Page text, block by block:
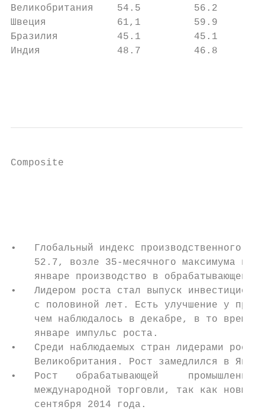
Великобритания    54.5         56.2
Швеция            61,1         59.9
Бразилия          45.1         45.1
Индия             48.7         46.8
Composite
•   Глобальный индекс производственного
52.7, возле 35-месячного максимума и
январе производство в обрабатывающей
•   Лидером роста стал выпуск
с половиной лет. Есть улучшение у
чем наблюдалось в декабре, в то время
    январе импульс роста.
•   Среди наблюдаемых стран лидерами
Великобритания. Рост замедлился в
•   Рост   обрабатывающей
международной торговли, так как новые
    сентября 2014 года.